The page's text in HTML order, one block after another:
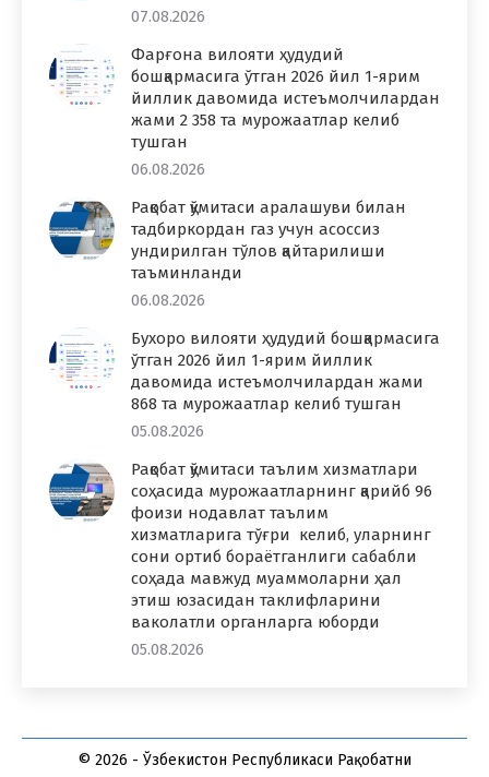
07.08.2026
Фарғона вилояти ҳудудий
бошқармасига ўтган 2026 йил 1-ярим
йиллик давомида истеъмолчилардан
жами 2 358 та мурожаатлар келиб
тушган
06.08.2026
Рақобат қўмитаси аралашуви билан
тадбиркордан газ учун асоссиз
ундирилган тўлов қайтарилиши
таъминланди
06.08.2026
Бухоро вилояти ҳудудий бошқармасига
ўтган 2026 йил 1-ярим йиллик
давомида истеъмолчилардан жами
868 та мурожаатлар келиб тушган
05.08.2026
Рақобат қўмитаси таълим хизматлари
соҳасида мурожаатларнинг қарийб 96
фоизи нодавлат таълим
хизматларига тўғри келиб, уларнинг
сони ортиб бораётганлиги сабабли
соҳада мавжуд муаммоларни ҳал
этиш юзасидан таклифларини
ваколатли органларга юборди
05.08.2026
© 2026 - Ўзбекистон Республикаси Рақобатни